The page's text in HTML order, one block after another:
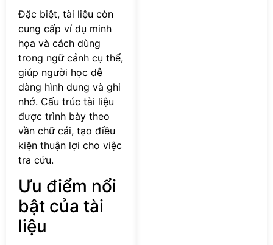
Đặc biệt, tài liệu còn
cung cấp ví dụ minh
họa và cách dùng
trong ngữ cảnh cụ thể,
giúp người học dễ
dàng hình dung và ghi
nhớ. Cấu trúc tài liệu
được trình bày theo
vần chữ cái, tạo điều
kiện thuận lợi cho việc
tra cứu.
Ưu điểm nổi
bật của tài
liệu